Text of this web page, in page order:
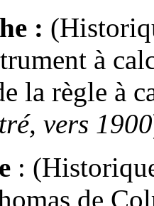
:
à
la règle à
vers 1900
:
de